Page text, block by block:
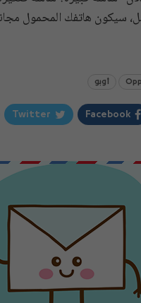
سيكون هاتفك المحمول
أوبو
Facebook
Twitter